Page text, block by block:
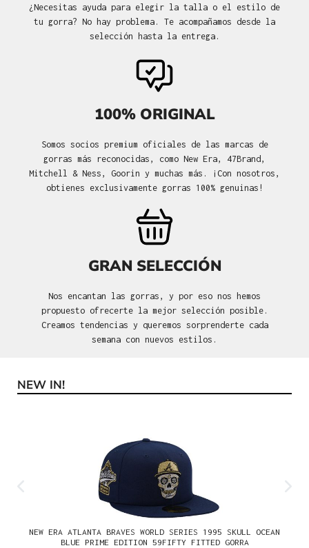
¿Necesitas ayuda para elegir la talla o el estilo de
tu gorra? No hay problema. Te acompañamos desde la
selección hasta la entrega.
100% ORIGINAL
Somos socios premium oficiales de las marcas de
gorras más reconocidas, como New Era, 47Brand,
Mitchell & Ness, Goorin y muchas más. ¡Con nosotros,
obtienes exclusivamente gorras 100% genuinas!
GRAN SELECCIÓN
Nos encantan las gorras, y por eso nos hemos
propuesto ofrecerte la mejor selección posible.
Creamos tendencias y queremos sorprenderte cada
semana con nuevos estilos.
Omitir la galería de productos
NEW IN!
NEW ERA ATLANTA BRAVES WORLD SERIES 1995 SKULL OCEAN
BLUE PRIME EDITION 59FIFTY FITTED GORRA